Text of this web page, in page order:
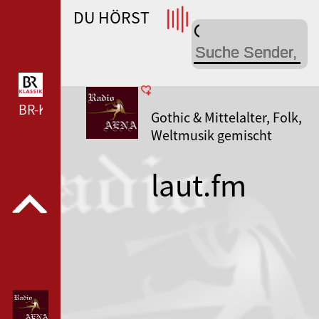
WDR 4 --- WDR 4 ---
BR-KLASSIK --- BR-KLASSIK ---
DU HÖRST
Gothic & Mittelalter, Folk,
Weltmusik gemischt
laut.fm
radio-aena